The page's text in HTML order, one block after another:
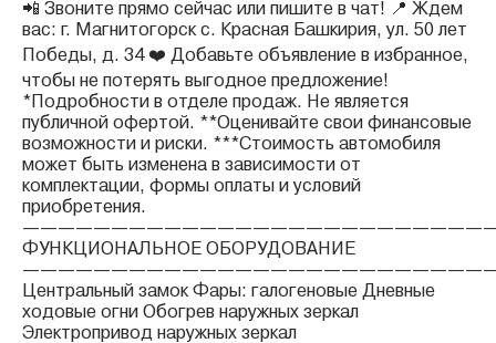
📲 Звоните прямо сейчас или пишите в чат! 📍 Ждем
вас: г. Магнитогорск с. Красная Башкирия, ул. 50 лет
Победы, д. 34 ❤️ Добавьте объявление в избранное,
чтобы не потерять выгодное предложение!
*Подробности в отделе продаж. Не является
публичной офертой. **Оценивайте свои финансовые
возможности и риски. ***Стоимость автомобиля
может быть изменена в зависимости от
комплектации, формы оплаты и условий
приобретения.
ФУНКЦИОНАЛЬНОЕ ОБОРУДОВАНИЕ
Центральный замок Фары: галогеновые Дневные
ходовые огни Обогрев наружных зеркал
Электропривод наружных зеркал